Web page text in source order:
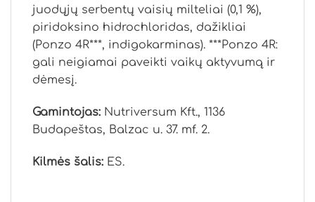
juodųjų serbentų vaisių milteliai (0,1 %),
piridoksino hidrochloridas, dažikliai
(Ponzo 4R***, indigokarminas). ***Ponzo 4R:
gali neigiamai paveikti vaikų aktyvumą ir
dėmesį.
Gamintojas: Nutriversum Kft., 1136
Budapeštas, Balzac u. 37. mf. 2.
Kilmės šalis: ES.